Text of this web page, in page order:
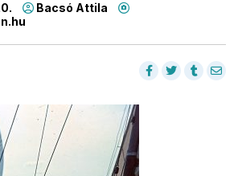
Bacsó Attila